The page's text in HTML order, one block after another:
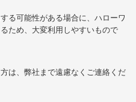
る可能性がある場合に、ハローワ
ため、大変利用しやすいもので
は、弊社まで遠慮なくご連絡くだ